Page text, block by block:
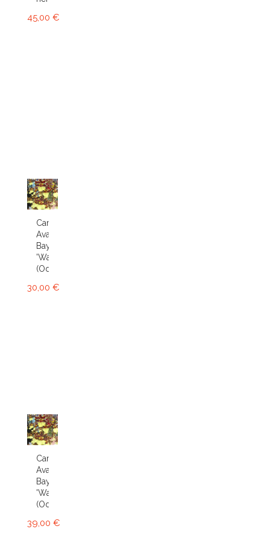
45,00 €
Cambria
Avalon
Bay
'Wasp'
(Odcdm.)
30,00 €
Cambria
Avalon
Bay
'Wasp'
(Odcdm.)
39,00 €